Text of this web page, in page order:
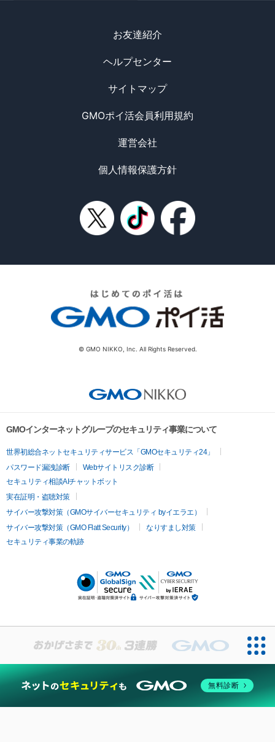
お友達紹介
ヘルプセンター
サイトマップ
GMOポイ活会員利用規約
運営会社
個人情報保護方針
© GMO NIKKO, Inc. All Rights Reserved.
GMOインターネットグループのセキュリティ事業について
世界初総合ネットセキュリティサービス「GMOセキュリティ24」
パスワード漏洩診断
Webサイトリスク診断
セキュリティ相談AIチャットボット
実在証明・盗聴対策
サイバー攻撃対策（GMOサイバーセキュリティ byイエラエ）
サイバー攻撃対策（GMO Flatt Security）
なりすまし対策
セキュリティ事業の軌跡
無料診断